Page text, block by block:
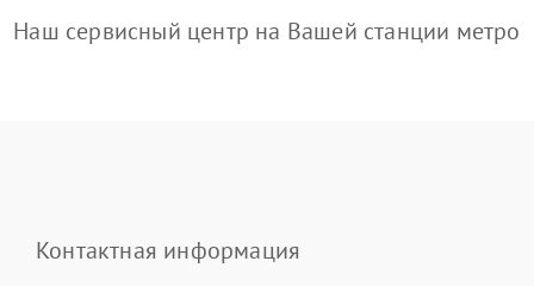
Наш сервисный центр на Вашей станции метро
Контактная информация